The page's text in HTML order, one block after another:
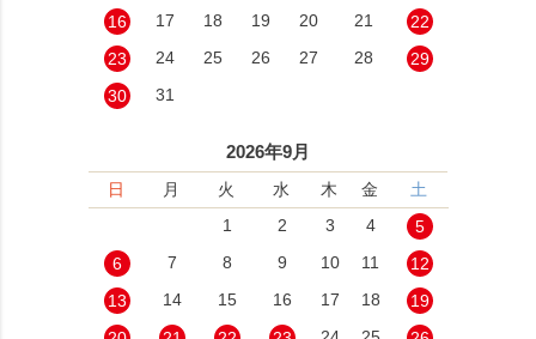
16
17 18 19 20 21
22
23
24 25 26 27 28
29
30
31
2026年9月
日 月 火 水 木 金
土
1
2 3 4
5
6
7 8 9 10 11
12
13
14 15 16 17 18
19